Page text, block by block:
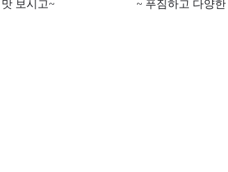
보시고~
~ 푸짐하고 다양